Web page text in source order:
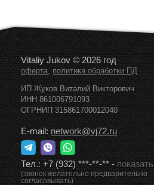
Vitaliy Jukov © 2026 год
оферта,политика обработки ПД
ИП Жуков Виталий Викторович
ИНН 861006791093
ОГРНИП 315861700012040
E-mail:network@vj72.ru
Тел.:+7 (932) ***-**-**-показать
(звонок желательно предварительно
согласовывать)